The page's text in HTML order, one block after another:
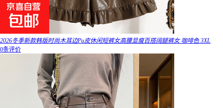
2026冬季新款韩版时尚木耳边Pu皮休闲短裤女高腰显瘦百搭阔腿裤女 咖啡色 3XL
0条评价